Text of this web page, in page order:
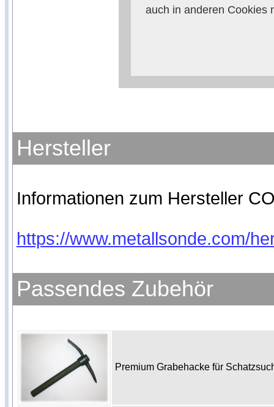
auch in anderen Cookies
Hersteller
Informationen zum Hersteller
https://www.metallsonde.com/
Passendes Zubehör
Premium Grabehacke für